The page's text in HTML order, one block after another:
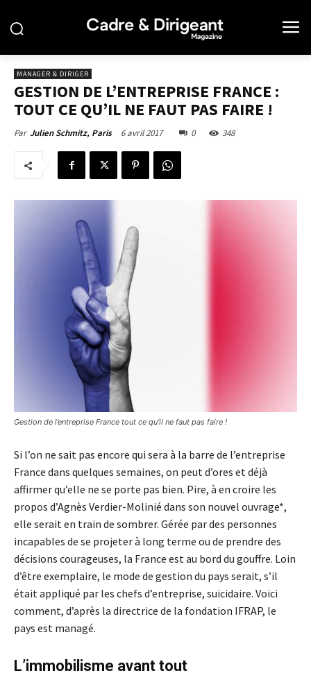
MANAGER & DIRIGER
GESTION DE L’ENTREPRISE FRANCE :
TOUT CE QU’IL NE FAUT PAS FAIRE !
Par Julien Schmitz, Paris 6 avril 2017 0 348
Gestion de l’entreprise France tout ce qu’il ne faut pas faire !
Si l’on ne sait pas encore qui sera à la barre de l’entreprise
France dans quelques semaines, on peut d’ores et déjà
affirmer qu’elle ne se porte pas bien. Pire, à en croire les
propos d’Agnès Verdier-Molinié dans son nouvel ouvrage*,
elle serait en train de sombrer. Gérée par des personnes
incapables de se projeter à long terme ou de prendre des
décisions courageuses, la France est au bord du gouffre. Loin
d’être exemplaire, le mode de gestion du pays serait, s’il
était appliqué par les chefs d’entreprise, suicidaire. Voici
comment, d’après la directrice de la fondation IFRAP, le
pays est managé.
L’immobilisme avant tout